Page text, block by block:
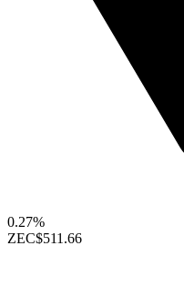
0.27%
ZEC$511.66